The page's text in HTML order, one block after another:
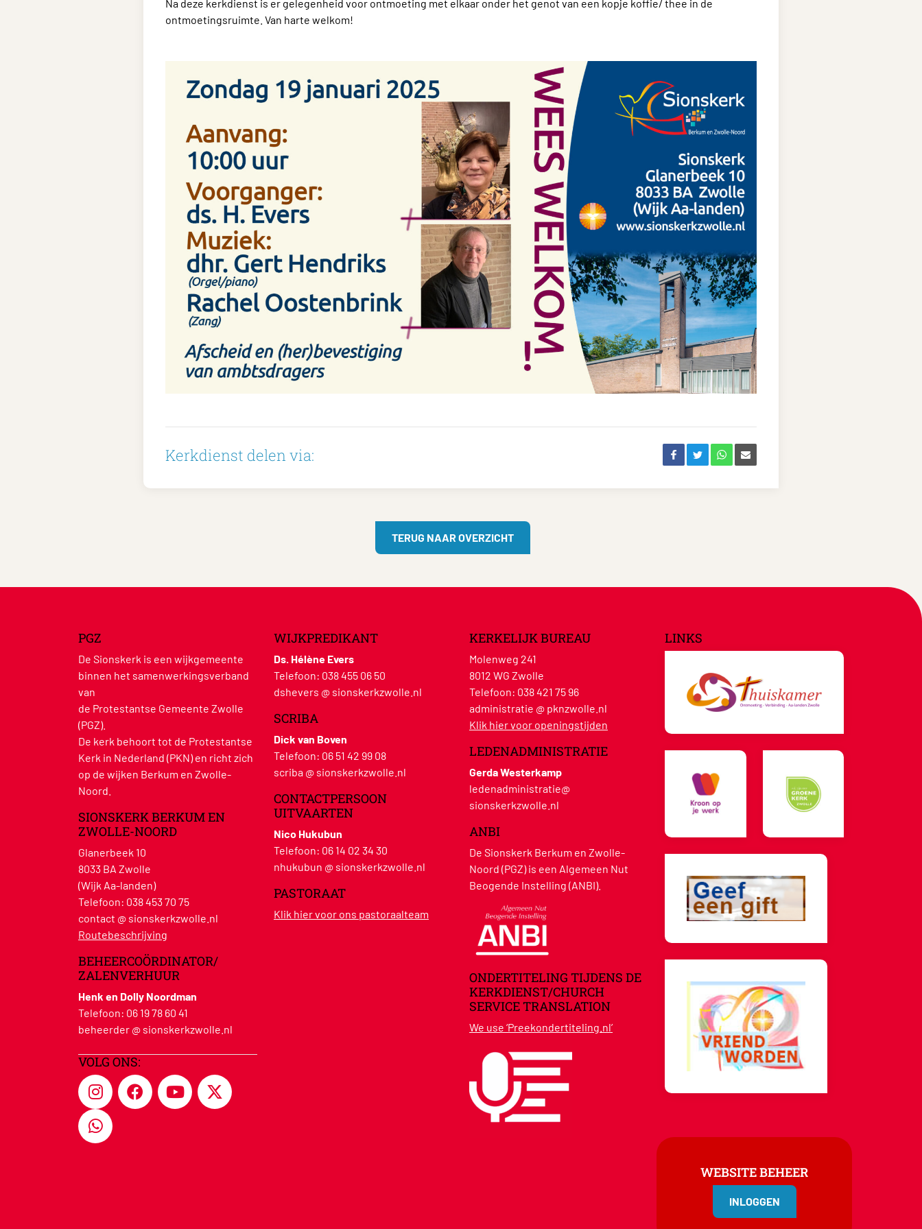
Na deze kerkdienst is er gelegenheid voor ontmoeting met elkaar onder het genot van een kopje koffie/ thee in de
ontmoetingsruimte. Van harte welkom!
Kerkdienst delen via:
TERUG NAAR OVERZICHT
PGZ
De Sionskerk is een wijkgemeente
binnen het samenwerkingsverband
van
de Protestantse Gemeente Zwolle
(PGZ).
De kerk behoort tot de Protestantse
Kerk in Nederland (PKN) en richt zich
op de wijken Berkum en Zwolle-
Noord.
SIONSKERK BERKUM EN
ZWOLLE-NOORD
Glanerbeek 10
8033 BA Zwolle
(Wijk Aa-landen)
Telefoon: 038 453 70 75
contact @ sionskerkzwolle.nl
Routebeschrijving
BEHEERCOÖRDINATOR/
ZALENVERHUUR
Henk en Dolly Noordman
Telefoon: 06 19 78 60 41
beheerder @ sionskerkzwolle.nl
VOLG ONS:
WIJKPREDIKANT
Ds. Hélène Evers
Telefoon: 038 455 06 50
dshevers @ sionskerkzwolle.nl
SCRIBA
Dick van Boven
Telefoon: 06 51 42 99 08
scriba @ sionskerkzwolle.nl
CONTACTPERSOON
UITVAARTEN
Nico Hukubun
Telefoon: 06 14 02 34 30
nhukubun @ sionskerkzwolle.nl
PASTORAAT
Klik hier voor ons pastoraalteam
KERKELIJK BUREAU
Molenweg 241
8012 WG Zwolle
Telefoon: 038 421 75 96
administratie @ pknzwolle.nl
Klik hier voor openingstijden
LEDENADMINISTRATIE
Gerda Westerkamp
ledenadministratie@
sionskerkzwolle.nl
ANBI
De Sionskerk Berkum en Zwolle-
Noord (PGZ) is een Algemeen Nut
Beogende Instelling (ANBI).
ONDERTITELING TIJDENS DE
KERKDIENST/CHURCH
SERVICE TRANSLATION
We use ‘Preekondertiteling.nl’
LINKS
WEBSITE BEHEER
INLOGGEN